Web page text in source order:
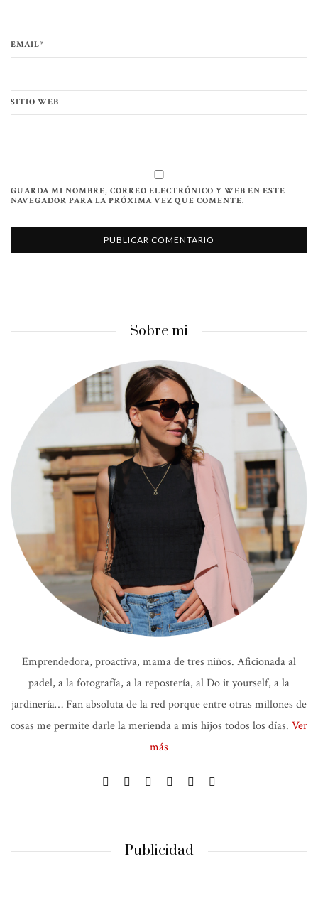
EMAIL*
SITIO WEB
GUARDA MI NOMBRE, CORREO ELECTRÓNICO Y WEB EN ESTE
NAVEGADOR PARA LA PRÓXIMA VEZ QUE COMENTE.
Sobre mi
Emprendedora, proactiva, mama de tres niños. Aficionada al
padel, a la fotografía, a la repostería, al Do it yourself, a la
jardinería… Fan absoluta de la red porque entre otras millones de
cosas me permite darle la merienda a mis hijos todos los días. Ver
más
Publicidad